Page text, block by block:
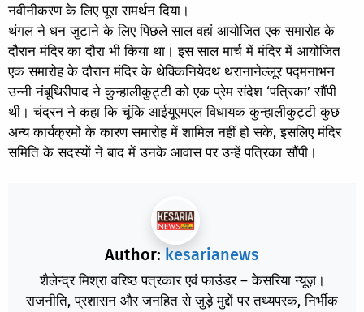
नवीनीकरण के लिए पूरा समर्थन दिया।
थंगल ने धन जुटाने के लिए पिछले साल वहां आयोजित एक समारोह के
दौरान मंदिर का दौरा भी किया था। इस साल मार्च में मंदिर में आयोजित
एक समारोह के दौरान मंदिर के थेक्किनियेदथ थरानानेल्लूर पद्मनाभन
उन्नी नंबूथिरीपाद ने कुन्हालीकुट्टी को एक प्रेम संदेश ‘पत्रिका’ सौंपी
थी। चंद्रन ने कहा कि चूंकि आईयूएमएल विधायक कुन्हालीकुट्टी कुछ
अन्य कार्यक्रमों के कारण समारोह में शामिल नहीं हो सके, इसलिए मंदिर
समिति के सदस्यों ने बाद में उनके आवास पर उन्हें पत्रिका सौंपी।
Author: kesarianews
शैलेन्द्र मिश्रा वरिष्ठ पत्रकार एवं फाउंडर – केसरिया न्यूज़।
राजनीति, प्रशासन और जनहित से जुड़े मुद्दों पर तथ्यपरक, निर्भीक